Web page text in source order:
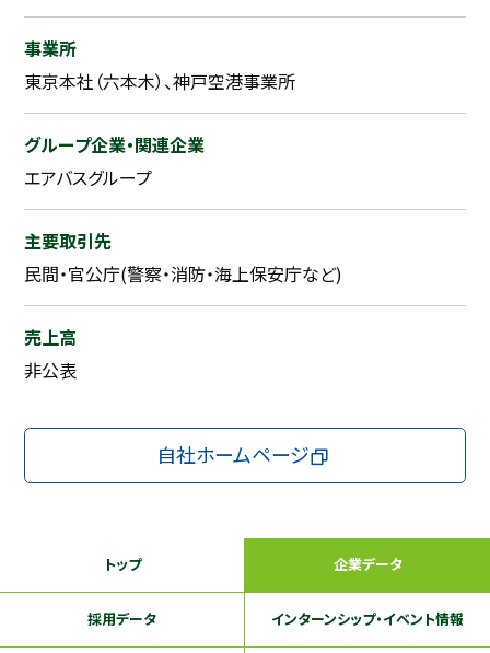
事業所
東京本社（六本木）、神戸空港事業所
グループ企業・関連企業
エアバスグループ
主要取引先
民間・官公庁(警察・消防・海上保安庁など)
売上高
非公表
自社ホームページ
トップ 企業データ
採用データ インターンシップ・イベント情報